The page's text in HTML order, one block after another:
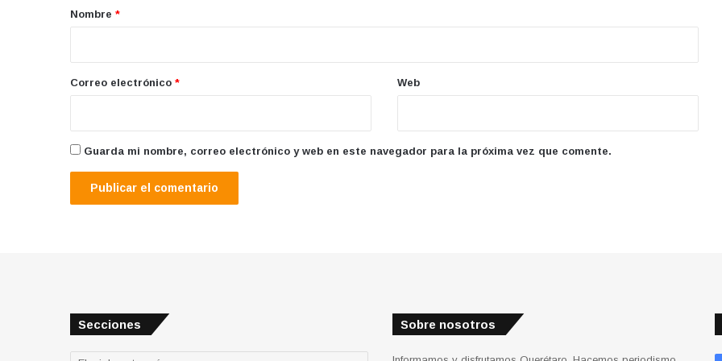
r
*
Nombre *
Correo electrónico * Web
Guarda mi nombre, correo electrónico y web en este navegador para la próxima vez que comente.
Secciones Sobre nosotros